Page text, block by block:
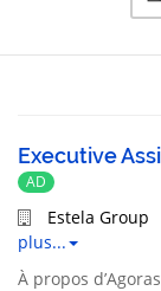
Executive
AD
Estela Group
plus...
À propos